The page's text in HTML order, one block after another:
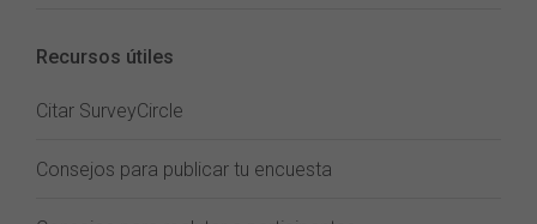
Recursos útiles
Citar SurveyCircle
Consejos para publicar tu encuesta